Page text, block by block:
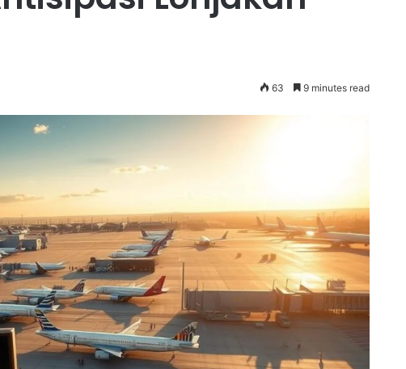
63 9 minutes read